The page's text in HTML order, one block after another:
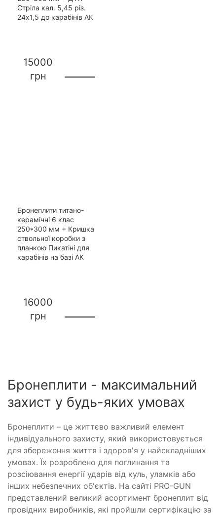
Стріла кал. 5,45 різ.
24х1,5 до карабінів АК
15000
грн
Бронеплити титано-
керамічні 6 клас
250*300 мм + Кришка
ствольної коробки з
планкою Пикатіні для
карабінів на базі АК
16000
грн
Бронеплити - максимальний
захист у будь-яких умовах
Бронеплити – це життєво важливий елемент
індивідуального захисту, який використовується
для збереження життя і здоров'я у найскладніших
умовах. Їх розроблено для поглинання та
розсіювання енергії ударів від куль, уламків або
інших небезпечних об'єктів. На сайті PRO-GUN
представлений великий асортимент бронеплит від
провідних виробників, які пройшли сертифікацію за